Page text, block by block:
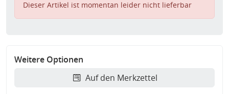
Dieser Artikel ist momentan leider nicht lieferbar
Weitere Optionen
Auf den Merkzettel